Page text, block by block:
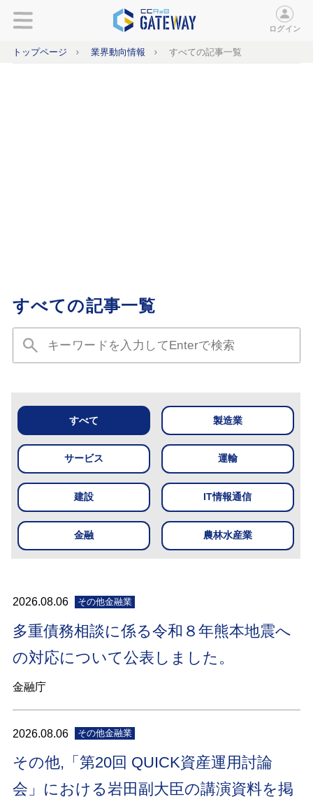
ログイン
トップページ 業界動向情報 すべての記事一覧
すべての記事一覧
すべて 製造業
サービス 運輸
建設 IT情報通信
金融 農林水産業
2026.08.06 その他金融業
多重債務相談に係る令和８年熊本地震へ
の対応について公表しました。
金融庁
2026.08.06 その他金融業
その他,「第20回 QUICK資産運用討論
会」における岩田副大臣の講演資料を掲